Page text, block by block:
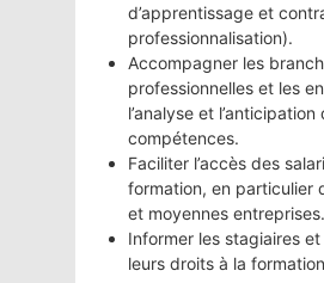
d’apprentissage et
professionnalisation).
Accompagner les
professionnelles et les
l’analyse et
compétences.
Faciliter l’accès des
formation, en particulier
et moyennes entreprises.
Informer les stagiaires
leurs droits à la